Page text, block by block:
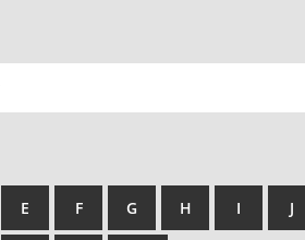
E F G H I J